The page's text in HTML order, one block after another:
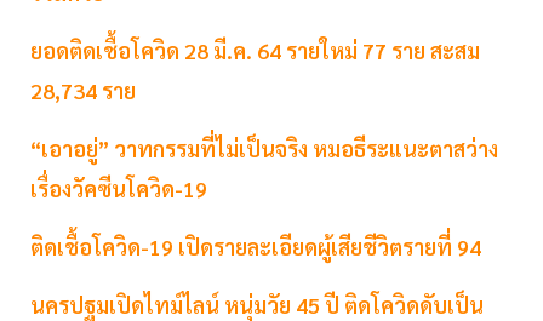
ยอดติดเชื้อโควิด 28 มี.ค. 64 รายใหม่ 77 ราย สะสม
28,734 ราย
“เอาอยู่” วาทกรรมที่ไม่เป็นจริง หมอธีระแนะตาสว่าง
เรื่องวัคซีนโควิด-19
ติดเชื้อโควิด-19 เปิดรายละเอียดผู้เสียชีวิตรายที่ 94
นครปฐมเปิดไทม์ไลน์ หนุ่มวัย 45 ปี ติดโควิดดับเป็น